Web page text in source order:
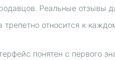
Реальные отзывы
относится к
понятен с первого